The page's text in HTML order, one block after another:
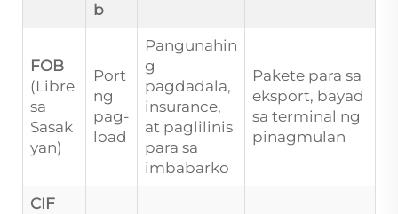
b
FOB
(Libre
sa
Sasak
yan)
Port
ng
pag-
load
Pangunahin
g
pagdadala,
insurance,
at paglilinis
para sa
imbabarko
Pakete para sa
eksport, bayad
sa terminal ng
pinagmulan
CIF